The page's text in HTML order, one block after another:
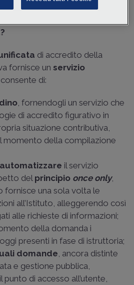
di accredito della
fornisce un servizio
consente di:
, fornendogli un servizio che
di accredito figurativo in
situazione contributiva,
momento della compilazione
il servizio
del principio once only,
fornisce una sola volta le
all’Istituto, alleggerendo così
alle richieste di informazioni;
della domanda i
oggi presenti in fase di istruttoria;
domande , ancora distinte
e gestione pubblica,
di accesso all’utente,